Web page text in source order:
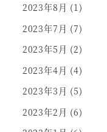
2023年8月 (1)
2023年7月 (7)
2023年5月 (2)
2023年4月 (4)
2023年3月 (5)
2023年2月 (6)